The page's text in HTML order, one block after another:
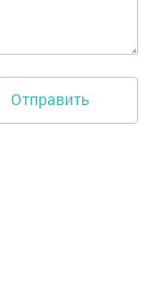
Отправить